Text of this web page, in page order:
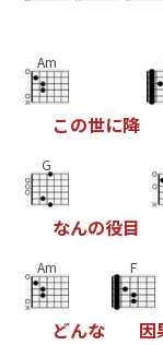
Am
この世に降
G
なんの役目
Am
どんな
F
因